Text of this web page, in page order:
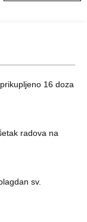
16 doza
radova na
sv.